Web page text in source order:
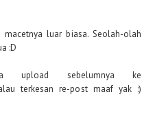
luar biasa. Seolah-olah
:D
upload sebelumnya ke
terkesan re-post maaf yak :)